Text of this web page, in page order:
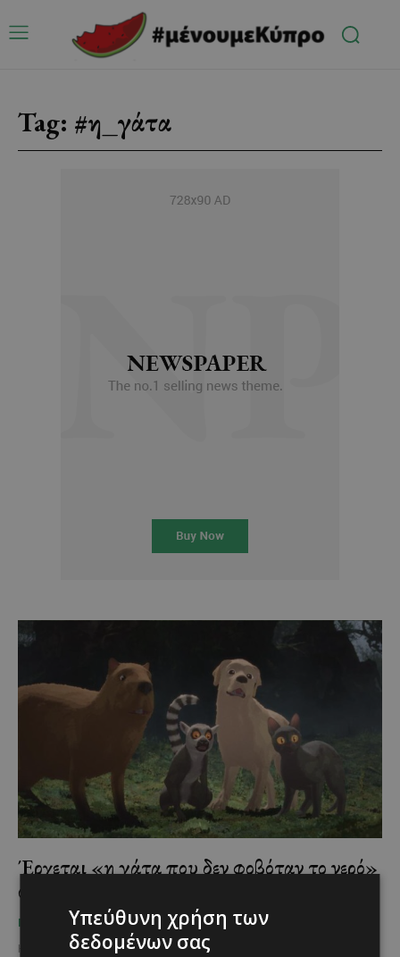
Tag: #η_γάτα
Έρχεται «η γάτα που δεν φοβόταν το νερό»
στο Δημοτικό Θέατρο Λάρνακας
ΠΟΥ ΝΑ ΠΑΣ Χριστίνα Γεωργίου - May 6, 2025
Η Κινηματογραφική Λέσχη Λάρνακας σε συνεργασία με το γραφείο
Υπεύθυνη χρήση των
δεδομένων σας